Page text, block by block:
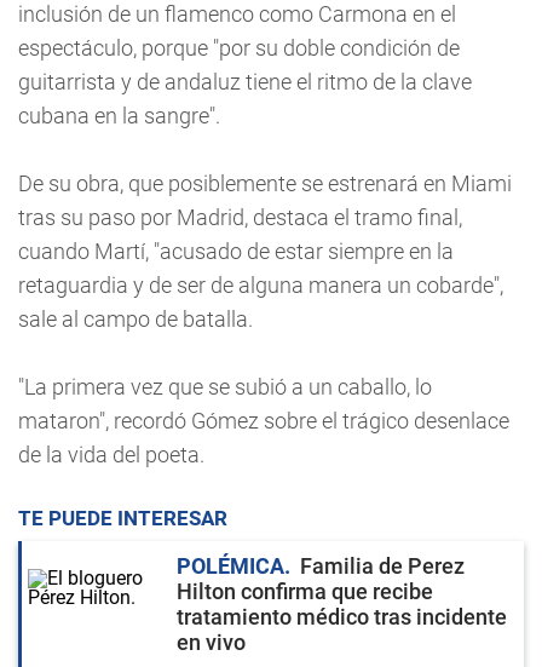
inclusión de un flamenco como Carmona en el
espectáculo, porque "por su doble condición de
guitarrista y de andaluz tiene el ritmo de la clave
cubana en la sangre".
De su obra, que posiblemente se estrenará en Miami
tras su paso por Madrid, destaca el tramo final,
cuando Martí, "acusado de estar siempre en la
retaguardia y de ser de alguna manera un cobarde",
sale al campo de batalla.
"La primera vez que se subió a un caballo, lo
mataron", recordó Gómez sobre el trágico desenlace
de la vida del poeta.
TE PUEDE INTERESAR
POLÉMICA
Familia de Perez
Hilton confirma que recibe
tratamiento médico tras incidente
en vivo